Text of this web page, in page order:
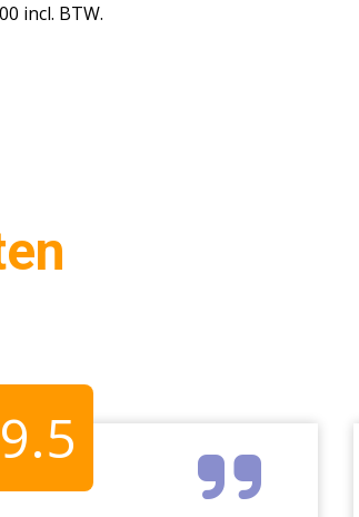
incl. BTW.
9.5